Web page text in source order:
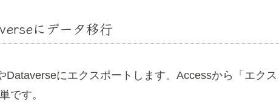
にデータ移行
にエクスポートします。Accessから「エクス
です。